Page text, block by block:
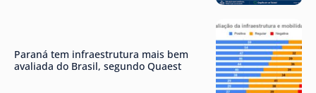
Paraná tem infraestrutura mais bem
avaliada do Brasil, segundo Quaest